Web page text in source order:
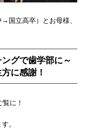
国立高卒）とお母様、
グで歯学部に～
に感謝！
覧に！
。